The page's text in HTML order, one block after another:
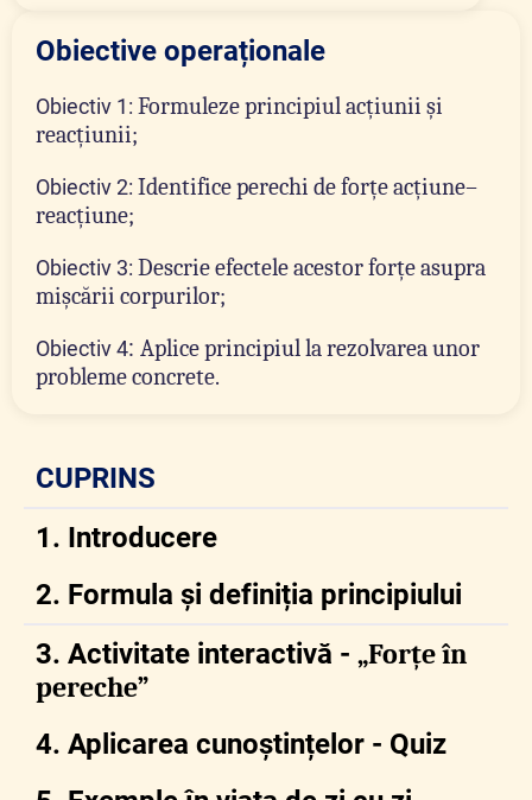
Obiective operaționale
Obiectiv 1: Formuleze principiul acțiunii și
reacțiunii;
Obiectiv 2: Identifice perechi de forțe acțiune–
reacțiune;
Obiectiv 3: Descrie efectele acestor forțe asupra
mișcării corpurilor;
Obiectiv 4: Aplice principiul la rezolvarea unor
probleme concrete.
CUPRINS
1. Introducere
2. Formula și definiția principiului
3. Activitate interactivă - „Forțe în
pereche”
4. Aplicarea cunoștințelor - Quiz